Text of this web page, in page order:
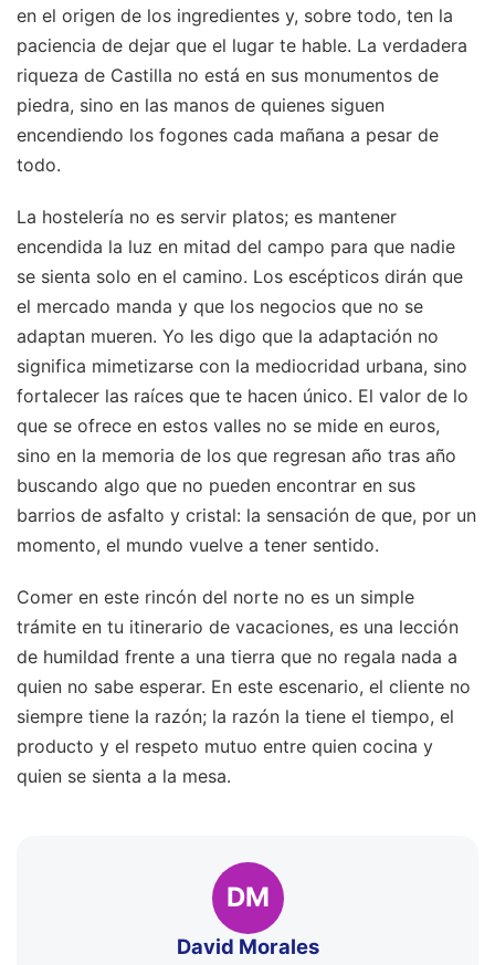
en el origen de los ingredientes y, sobre todo, ten la
paciencia de dejar que el lugar te hable. La verdadera
riqueza de Castilla no está en sus monumentos de
piedra, sino en las manos de quienes siguen
encendiendo los fogones cada mañana a pesar de
todo.
La hostelería no es servir platos; es mantener
encendida la luz en mitad del campo para que nadie
se sienta solo en el camino. Los escépticos dirán que
el mercado manda y que los negocios que no se
adaptan mueren. Yo les digo que la adaptación no
significa mimetizarse con la mediocridad urbana, sino
fortalecer las raíces que te hacen único. El valor de lo
que se ofrece en estos valles no se mide en euros,
sino en la memoria de los que regresan año tras año
buscando algo que no pueden encontrar en sus
barrios de asfalto y cristal: la sensación de que, por un
momento, el mundo vuelve a tener sentido.
Comer en este rincón del norte no es un simple
trámite en tu itinerario de vacaciones, es una lección
de humildad frente a una tierra que no regala nada a
quien no sabe esperar. En este escenario, el cliente no
siempre tiene la razón; la razón la tiene el tiempo, el
producto y el respeto mutuo entre quien cocina y
quien se sienta a la mesa.
DM
David Morales